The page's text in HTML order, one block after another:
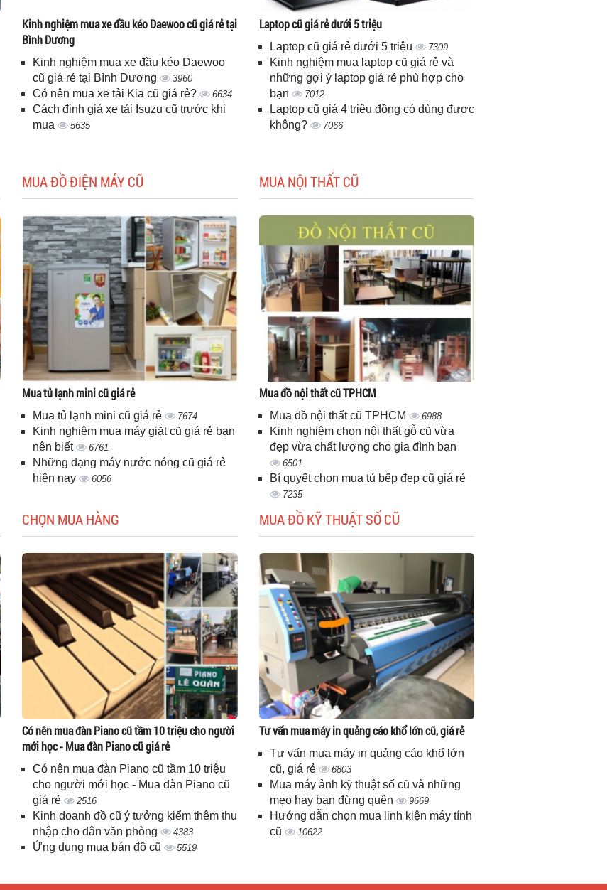
Kinh nghiệm mua xe đầu kéo Daewoo cũ giá rẻ tại
Bình Dương
Kinh nghiệm mua xe đầu kéo Daewoo
cũ giá rẻ tại Bình Dương
3960
Có nên mua xe tải Kia cũ giá rẻ? 6634
Cách định giá xe tải Isuzu cũ trước khi
mua
5635
Laptop cũ giá rẻ dưới 5 triệu
Laptop cũ giá rẻ dưới 5 triệu 7309
Kinh nghiệm mua laptop cũ giá rẻ và
những gợi ý laptop giá rẻ phù hợp cho
bạn
7012
Laptop cũ giá 4 triệu đồng có dùng được
không?
7066
MUA ĐỒ ĐIỆN MÁY CŨ
Mua tủ lạnh mini cũ giá rẻ
Mua tủ lạnh mini cũ giá rẻ 7674
Kinh nghiệm mua máy giặt cũ giá rẻ bạn
nên biết
6761
Những dạng máy nước nóng cũ giá rẻ
hiện nay
6056
MUA NỘI THẤT CŨ
Mua đồ nội thất cũ TPHCM
Mua đồ nội thất cũ TPHCM 6988
Kinh nghiệm chọn nội thất gỗ cũ vừa
đẹp vừa chất lượng cho gia đình bạn
6501
Bí quyết chọn mua tủ bếp đẹp cũ giá rẻ
7235
CHỌN MUA HÀNG
Có nên mua đàn Piano cũ tầm 10 triệu cho người
mới học - Mua đàn Piano cũ giá rẻ
Có nên mua đàn Piano cũ tầm 10 triệu
cho người mới học - Mua đàn Piano cũ
giá rẻ
2516
Kinh doanh đồ cũ ý tưởng kiểm thêm thu
nhập cho dân văn phòng
4383
Ứng dụng mua bán đồ cũ 5519
MUA ĐỒ KỸ THUẬT SỐ CŨ
Tư vấn mua máy in quảng cáo khổ lớn cũ, giá rẻ
Tư vấn mua máy in quảng cáo khổ lớn
cũ, giá rẻ
6803
Mua máy ảnh kỹ thuật số cũ và những
mẹo hay bạn đừng quên
9669
Hướng dẫn chọn mua linh kiện máy tính
cũ
10622